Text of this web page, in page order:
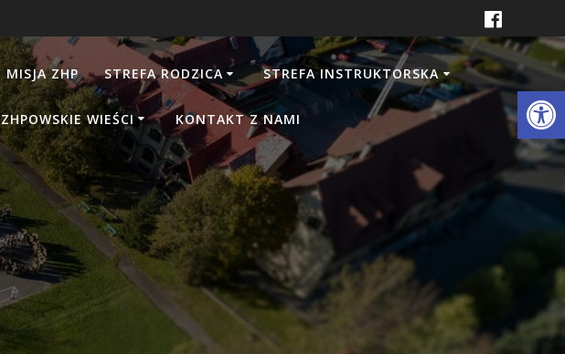
MISJA ZHP STREFA RODZICA STREFA INSTRUKTORSKA
ZHPOWSKIE WIEŚCI KONTAKT Z NAMI